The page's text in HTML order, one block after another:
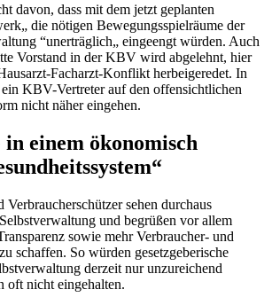
davon, dass mit dem jetzt geplanten
die nötigen Bewegungsspielräume der
“unerträglich„ eingeengt würden. Auch
Vorstand in der KBV wird abgelehnt, hier
Facharzt-Konflikt herbeigeredet. In
KBV-Vertreter auf den offensichtlichen
nicht näher eingehen.
einem ökonomisch
Verbraucherschützer sehen durchaus
und begrüßen vor allem
sowie mehr Verbraucher- und
schaffen. So würden gesetzgeberische
derzeit nur unzureichend
oft nicht eingehalten.